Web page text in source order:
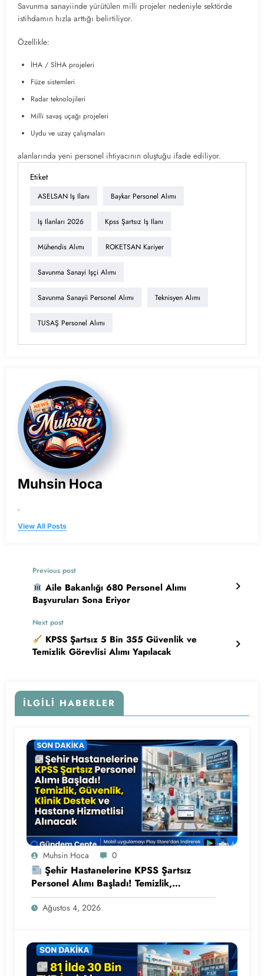
Savunma sanayiinde yürütülen milli projeler nedeniyle sektörde
istihdamın hızla arttığı belirtiliyor.
Özellikle:
İHA / SİHA projeleri
Füze sistemleri
Radar teknolojileri
Milli savaş uçağı projeleri
Uydu ve uzay çalışmaları
alanlarında yeni personel ihtiyacının oluştuğu ifade ediliyor.
Etiket
ASELSAN Iş Ilanı Baykar Personel Alımı
Iş Ilanları 2026 Kpss Şartsız Iş Ilanı
Mühendis Alımı ROKETSAN Kariyer
Savunma Sanayi Işçi Alımı
Savunma Sanayii Personel Alımı Teknisyen Alımı
TUSAŞ Personel Alımı
Muhsin Hoca
.
View All Posts
Previous post
Aile Bakanlığı 680 Personel Alımı
Başvuruları Sona Eriyor
Next post
KPSS Şartsız 5 Bin 355 Güvenlik ve
Temizlik Görevlisi Alımı Yapılacak
İLGILI HABERLER
Muhsin Hoca 0
Şehir Hastanelerine KPSS Şartsız
Personel Alımı Başladı! Temizlik,
Güvenlik, Klinik Destek ve Hastane
Hizmetlisi Alınacak
Ağustos 4, 2026